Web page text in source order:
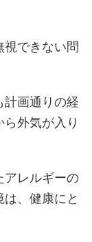
できない問
計画通りの経
外気が入り
アレルギーの
、健康にと